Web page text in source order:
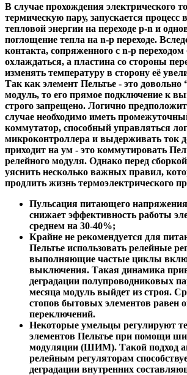
В случае прохождения электрического
термическую пару, запускается процесс
тепловой энергии на переходе p-n и
поглощение тепла на n-p переходе.
контакта, сопряженного с n-p переходом
охлаждаться, а пластина со стороны
изменять температуру в сторону её
Так как элемент Пельтье - это
модуль, то его прямое подключение к
строго запрещено. Логично
случае необходимо иметь
коммутатор, способный управляться
микроконтроллера и выдерживать ток
приходит на ум - это коммутировать
релейного модуля. Однако перед
уяснить несколько важных правил,
продлить жизнь термоэлектрического
Пульсация питающего
снижает эффективность работы
среднем на 30-40%;
Крайне не рекомендуется для
Пельтье использовать релейные
выполняющие частые циклы
выключения. Такая динамика
деградации полупроводниковых
месяца модуль выйдет из строя.
стопов бытовых элементов равен
переключений.
Некоторые умельцы регулируют
элементов Пельтье при помощи
модуляции (ШИМ). Такой подход
релейным регуляторам
деградации внутренних